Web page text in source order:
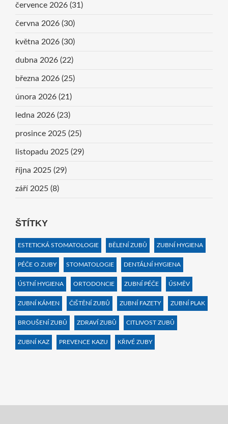
července 2026 (31)
června 2026 (30)
května 2026 (30)
dubna 2026 (22)
března 2026 (25)
února 2026 (21)
ledna 2026 (23)
prosince 2025 (25)
listopadu 2025 (29)
října 2025 (29)
září 2025 (8)
ŠTÍTKY
ESTETICKÁ STOMATOLOGIE BĚLENÍ ZUBŮ ZUBNÍ HYGIENA
PÉČE O ZUBY STOMATOLOGIE DENTÁLNÍ HYGIENA
ÚSTNÍ HYGIENA ORTODONCIE ZUBNÍ PÉČE ÚSMĚV
ZUBNÍ KÁMEN ČIŠTĚNÍ ZUBŮ ZUBNÍ FAZETY ZUBNÍ PLAK
BROUŠENÍ ZUBŮ ZDRAVÍ ZUBŮ CITLIVOST ZUBŮ
ZUBNÍ KAZ PREVENCE KAZU KŘIVÉ ZUBY